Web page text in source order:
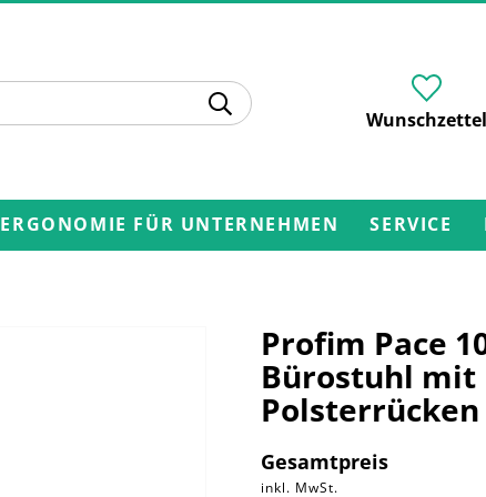
Wunschzettel
ERGONOMIE FÜR UNTERNEHMEN SERVICE
Profim Pace
Bürostuhl mit
Polsterrücken
Gesamtpreis
inkl. MwSt.